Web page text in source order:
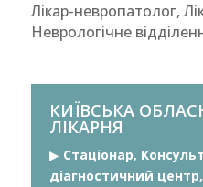
Лікар-невропатолог,
Неврологічне
КИЇВСЬКА
ЛІКАРНЯ
▶︎Стаціонар,
діагностичний центр,